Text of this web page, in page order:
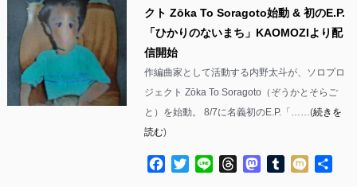
クト Zōka To Soragoto始動 & 初のE.P.
「ひかりのないまち」KAOMOZIより配
信開始
作編曲家として活動する内野太斗が、ソロプロ
ジェクト Zōka To Soragoto（ぞうかとそらご
と）を始動。 8/7に名義初のE.P.「……(続きを
読む)
Facebook
TwitterLine ThreadsMastodon
Tumblr
Mixi